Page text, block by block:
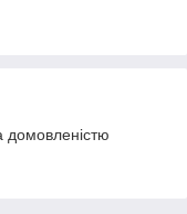
домовленістю